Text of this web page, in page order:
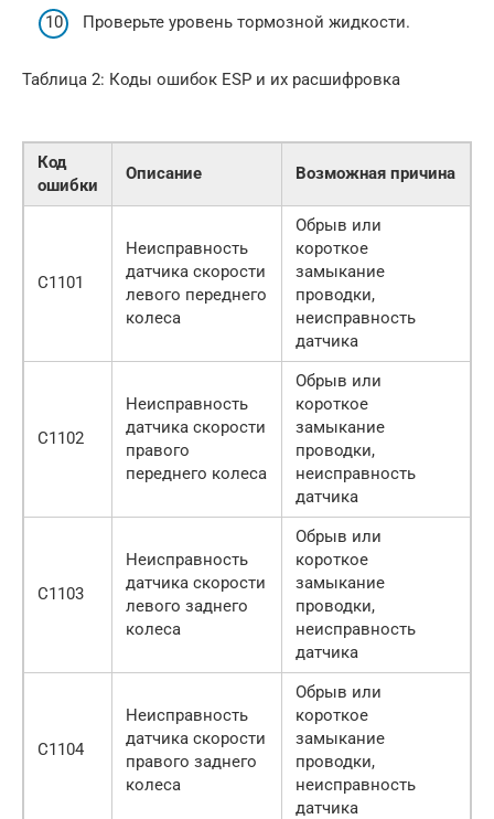
Проверьте уровень тормозной жидкости.
Таблица 2: Коды ошибок ESP и их расшифровка
Код
ошибки
Описание Возможная причина
C1101
Неисправность
датчика скорости
левого переднего
колеса
Обрыв или
короткое
замыкание
проводки,
неисправность
датчика
C1102
Неисправность
датчика скорости
правого
переднего колеса
Обрыв или
короткое
замыкание
проводки,
неисправность
датчика
C1103
Неисправность
датчика скорости
левого заднего
колеса
Обрыв или
короткое
замыкание
проводки,
неисправность
датчика
C1104
Неисправность
датчика скорости
правого заднего
колеса
Обрыв или
короткое
замыкание
проводки,
неисправность
датчика